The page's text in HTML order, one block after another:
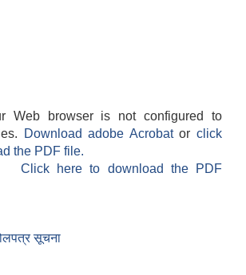
Web browser is not configured to
Download adobe Acrobatorclick
the PDF file.
Click here to download the PDF
सूचना